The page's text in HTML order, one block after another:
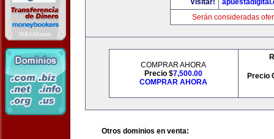
Visitar!
Serán consideradas
COMPRAR AHORA
Precio $7,500.00
COMPRAR AHORA
Precio
Otros dominios en venta: